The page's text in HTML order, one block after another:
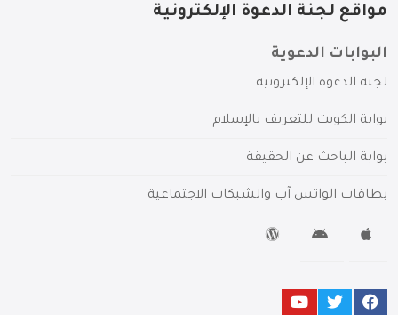
مواقع لجنة الدعوة الإلكترونية
البوابات الدعوية
لجنة الدعوة الإلكترونية
بوابة الكويت للتعريف بالإسلام
بوابة الباحث عن الحقيقة
بطاقات الواتس آب والشبكات الاجتماعية